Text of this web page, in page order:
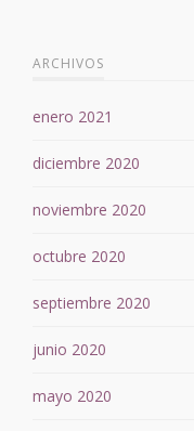
ARCHIVOS
enero 2021
diciembre 2020
noviembre 2020
octubre 2020
septiembre 2020
junio 2020
mayo 2020